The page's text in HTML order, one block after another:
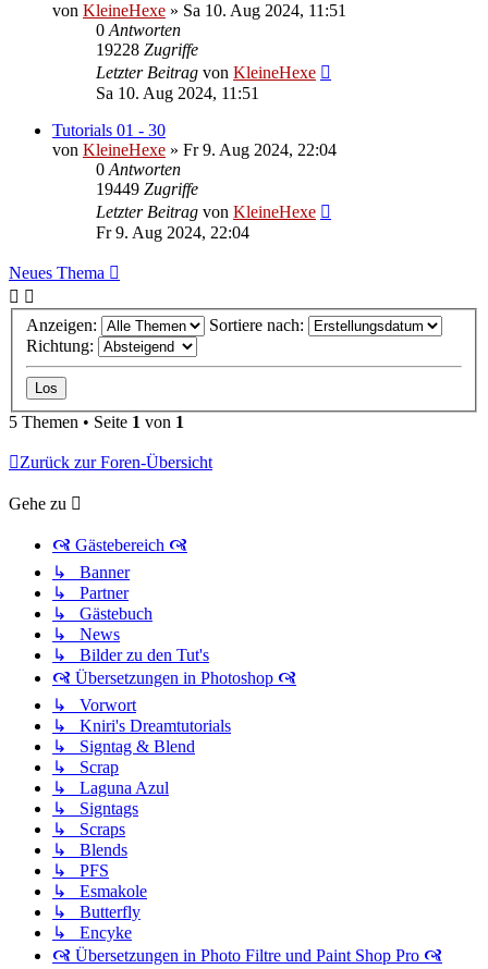
von KleineHexe » Sa 10. Aug 2024, 11:51
0 Antworten
19228 Zugriffe
Letzter Beitrag von KleineHexe
Sa 10. Aug 2024, 11:51
Tutorials 01 - 30
von KleineHexe » Fr 9. Aug 2024, 22:04
0 Antworten
19449 Zugriffe
Letzter Beitrag von KleineHexe
Fr 9. Aug 2024, 22:04
Neues Thema
Anzeigen:
Sortiere nach:
Richtung:
5 Themen • Seite 1 von 1
Zurück zur Foren-Übersicht
Gehe zu
🙧 Gästebereich 🙧
↳ Banner
↳ Partner
↳ Gästebuch
↳ News
↳ Bilder zu den Tut's
🙧 Übersetzungen in Photoshop 🙧
↳ Vorwort
↳ Kniri's Dreamtutorials
↳ Signtag & Blend
↳ Scrap
↳ Laguna Azul
↳ Signtags
↳ Scraps
↳ Blends
↳ PFS
↳ Esmakole
↳ Butterfly
↳ Encyke
🙧 Übersetzungen in Photo Filtre und Paint Shop Pro 🙧